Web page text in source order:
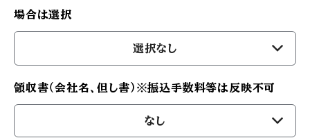
場合は選択
選択なし
領収書（会社名、但し書）※振込手数料等は反映不可
なし